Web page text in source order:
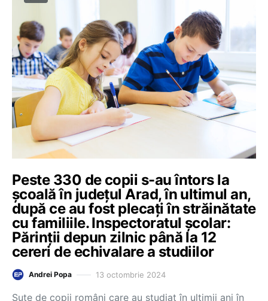
Peste 330 de copii s-au întors la
școală în județul Arad, în ultimul an,
după ce au fost plecați în străinătate
cu familiile. Inspectoratul școlar:
Părinții depun zilnic până la 12
cereri de echivalare a studiilor
Andrei Popa 13 octombrie 2024
Sute de copii români care au studiat în ultimii ani în